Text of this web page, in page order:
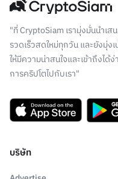
"ที่ CryptoSiam เรามุ่งมั่นนำเ
รวดเร็วสดใหม่ทุกวัน และยังมุ่ง
ให้มีความน่าสนใจและเข้าถึงได้
การคริปโตไปกับเรา"
บริษัท